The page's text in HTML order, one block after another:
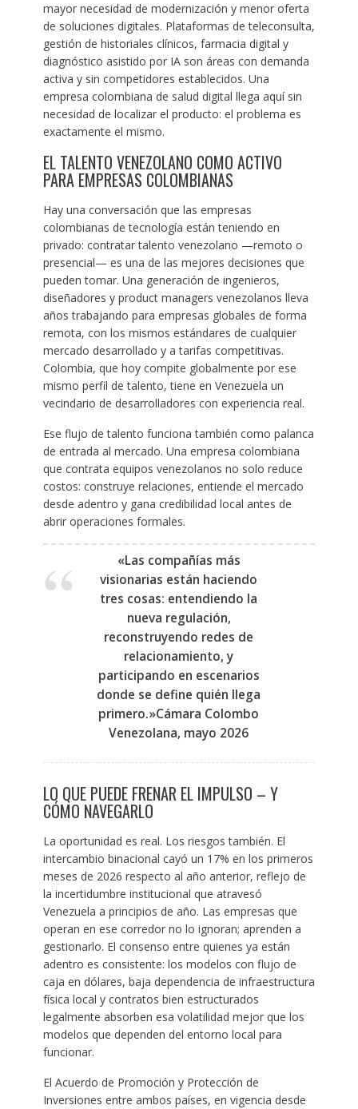
mayor necesidad de modernización y menor oferta
de soluciones digitales. Plataformas de teleconsulta,
gestión de historiales clínicos, farmacia digital y
diagnóstico asistido por IA son áreas con demanda
activa y sin competidores establecidos. Una
empresa colombiana de salud digital llega aquí sin
necesidad de localizar el producto: el problema es
exactamente el mismo.
EL TALENTO VENEZOLANO COMO ACTIVO
PARA EMPRESAS COLOMBIANAS
Hay una conversación que las empresas
colombianas de tecnología están teniendo en
privado: contratar talento venezolano —remoto o
presencial— es una de las mejores decisiones que
pueden tomar. Una generación de ingenieros,
diseñadores y product managers venezolanos lleva
años trabajando para empresas globales de forma
remota, con los mismos estándares de cualquier
mercado desarrollado y a tarifas competitivas.
Colombia, que hoy compite globalmente por ese
mismo perfil de talento, tiene en Venezuela un
vecindario de desarrolladores con experiencia real.
Ese flujo de talento funciona también como palanca
de entrada al mercado. Una empresa colombiana
que contrata equipos venezolanos no solo reduce
costos: construye relaciones, entiende el mercado
desde adentro y gana credibilidad local antes de
abrir operaciones formales.
«Las compañías más
visionarias están haciendo
tres cosas: entendiendo la
nueva regulación,
reconstruyendo redes de
relacionamiento, y
participando en escenarios
donde se define quién llega
primero.»Cámara Colombo
Venezolana, mayo 2026
LO QUE PUEDE FRENAR EL IMPULSO – Y
CÓMO NAVEGARLO
La oportunidad es real. Los riesgos también. El
intercambio binacional cayó un 17% en los primeros
meses de 2026 respecto al año anterior, reflejo de
la incertidumbre institucional que atravesó
Venezuela a principios de año. Las empresas que
operan en ese corredor no lo ignoran; aprenden a
gestionarlo. El consenso entre quienes ya están
adentro es consistente: los modelos con flujo de
caja en dólares, baja dependencia de infraestructura
física local y contratos bien estructurados
legalmente absorben esa volatilidad mejor que los
modelos que dependen del entorno local para
funcionar.
El Acuerdo de Promoción y Protección de
Inversiones entre ambos países, en vigencia desde